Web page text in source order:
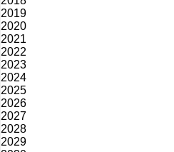
2019
2020
2021
2022
2023
2024
2025
2026
2027
2028
2029